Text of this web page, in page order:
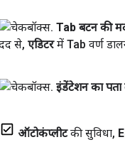
Tab बटन की
से, एडिटरमें Tab वर्ण
इंडेंटेशन का पता
ऑटोकंप्लीटकी सुविधा,